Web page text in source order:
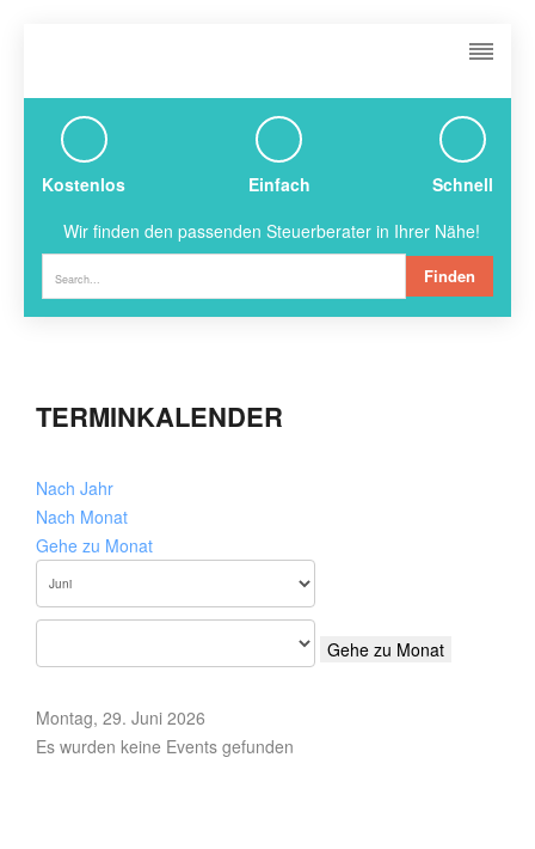
Kostenlos Einfach
Schnell
Wir finden den passenden Steuerberater in Ihrer Nähe!
Finden
TERMINKALENDER
Nach Jahr
Nach Monat
Gehe zu Monat
Gehe zu Monat
Montag, 29. Juni 2026
Es wurden keine Events gefunden